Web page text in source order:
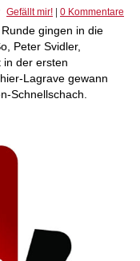
Gefällt mir! 0 Kommentare
gingen in die
Peter Svidler,
in der ersten
Lagrave gewann
Schnellschach.